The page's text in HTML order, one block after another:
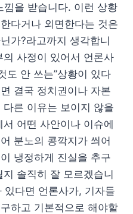
을 받습니다. 이런 상황
다거나 외면한다는 것은
가?라고까지 생각합니
사정이 있어서 언론사
도 안 쓰는”상황이 있다
결국 정치권이나 자본
른 이유는 보이지 않을
어떤 사안이나 이슈에
분노의 콩깍지가 씌어
냉정하게 진실을 추구
솔직히 잘 모르겠습니
다면 언론사가, 기자들
하고 기본적으로 해야할